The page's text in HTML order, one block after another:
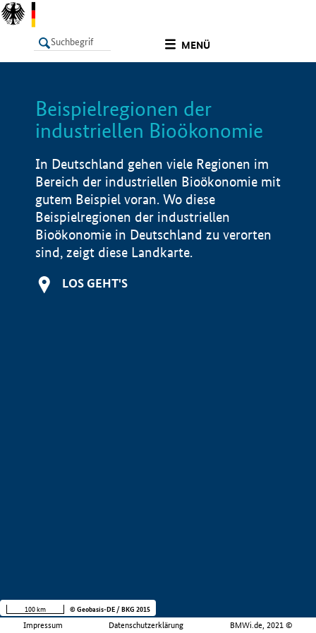
MENÜ
LISTE
Beispielregionen der
industriellen Bioökonomie
In Deutschland gehen viele Regionen im
Bereich der industriellen Bioökonomie mit
gutem Beispiel voran. Wo diese
Beispielregionen der industriellen
Bioökonomie in Deutschland zu verorten
sind, zeigt diese Landkarte.
LOS GEHT'S
Impressum Datenschutzerklärung BMWi.de, 2021 ©
100 km © Geobasis-DE / BKG 2015